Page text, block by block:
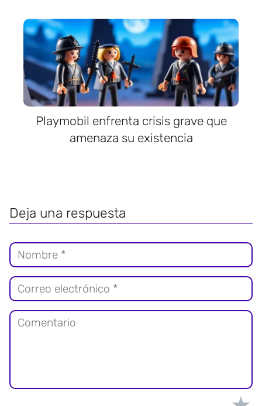
Playmobil enfrenta crisis grave que
amenaza su existencia
Deja una respuesta